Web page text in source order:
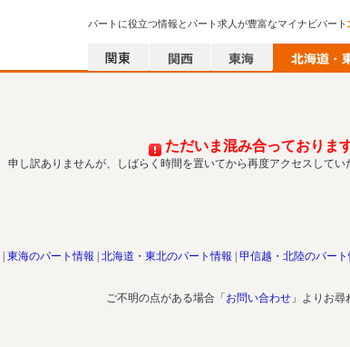
パートに役立つ情報とパート求人が豊富なマイナビパート
ただいま混み合っております
申し訳ありませんが、しばらく時間を置いてから再度アクセスしてい
東海のパート情報 北海道・東北のパート情報 甲信越・北陸のパート
ご不明の点がある場合「 お問い合わせ 」よりお尋